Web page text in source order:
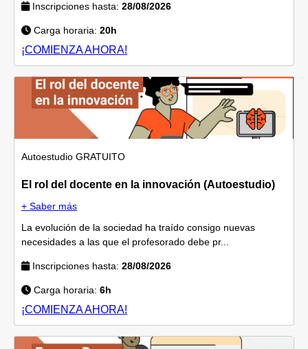
Inscripciones hasta: 28/08/2026
Carga horaria: 20h
¡COMIENZA AHORA!
Autoestudio GRATUITO
El rol del docente en la innovación (Autoestudio)
+ Saber más
La evolución de la sociedad ha traído consigo nuevas
necesidades a las que el profesorado debe pr...
Inscripciones hasta: 28/08/2026
Carga horaria: 6h
¡COMIENZA AHORA!